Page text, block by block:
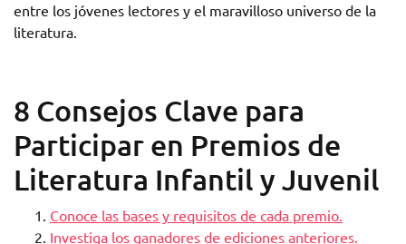
entre los jóvenes lectores y el maravilloso universo de la
literatura.
8 Consejos Clave para
Participar en Premios de
Literatura Infantil y Juvenil
Conoce las bases y requisitos de cada premio.
Investiga los ganadores de ediciones anteriores.